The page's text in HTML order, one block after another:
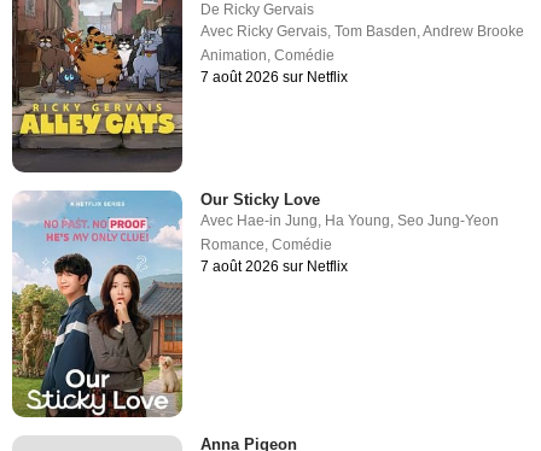
De Ricky Gervais
Avec Ricky Gervais,Tom Basden,Andrew Brooke
Animation,Comédie
7 août 2026 sur Netflix
Our Sticky Love
Avec Hae-in Jung Ha Young ,Seo Jung-Yeon
Romance ,Comédie
7 août 2026 sur Netflix
Anna Pigeon